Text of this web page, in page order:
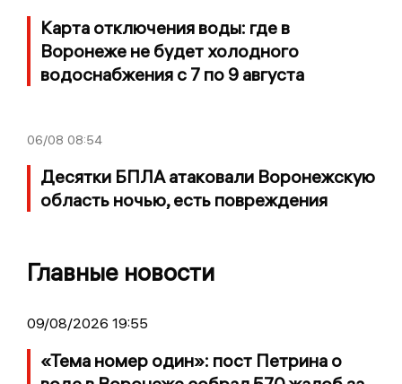
Карта отключения воды: где в
Воронеже не будет холодного
водоснабжения с 7 по 9 августа
06/08 08:54
Десятки БПЛА атаковали Воронежскую
область ночью, есть повреждения
Главные новости
09/08/2026 19:55
«Тема номер один»: пост Петрина о